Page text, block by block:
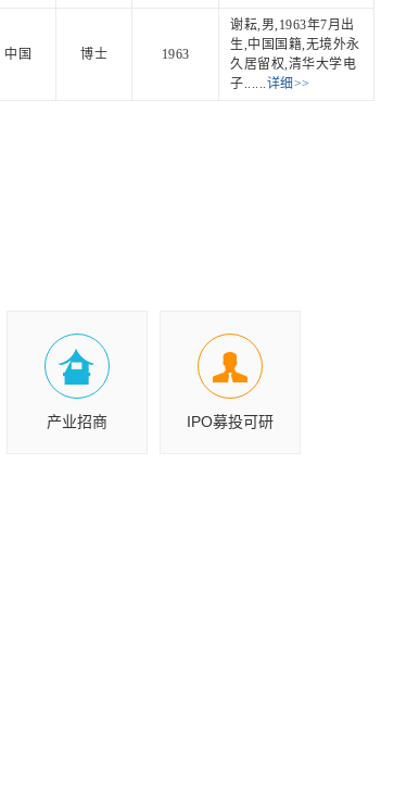
中国 博士 1963
谢耘,男,1963年7月出
生,中国国籍,无境外永
久居留权,清华大学电
子......详细>>
产业招商 IPO募投可研